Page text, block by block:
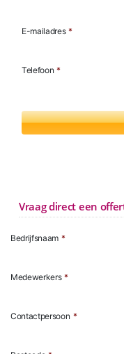
E-mailadres *
Telefoon *
Vraag direct een
Bedrijfsnaam *
Medewerkers *
Contactpersoon *